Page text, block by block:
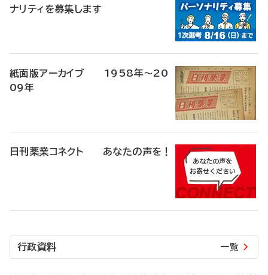
ナリティを募集します
紙面版アーカイブ 1958年～20
09年
日刊薬業コネクト あなたの声を！
行政資料 一覧